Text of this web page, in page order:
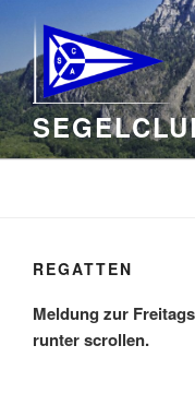
Inhalt
springen
REGATTEN
Meldung zur
runter scrollen.